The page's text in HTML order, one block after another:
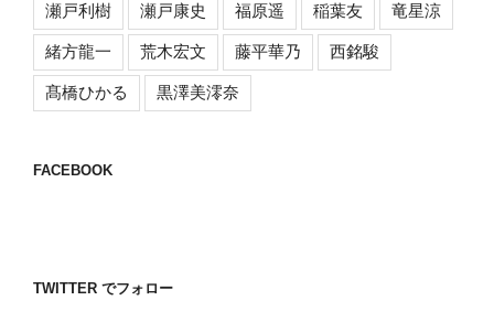
瀬戸利樹 瀬戸康史 福原遥 稲葉友 竜星涼
緒方龍一 荒木宏文 藤平華乃 西銘駿
髙橋ひかる 黒澤美澪奈
FACEBOOK
TWITTER でフォロー